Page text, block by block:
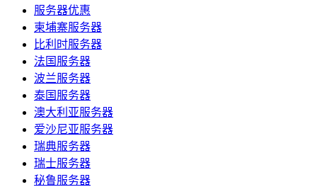
服务器优惠
柬埔寨服务器
比利时服务器
法国服务器
波兰服务器
泰国服务器
澳大利亚服务器
爱沙尼亚服务器
瑞典服务器
瑞士服务器
秘鲁服务器